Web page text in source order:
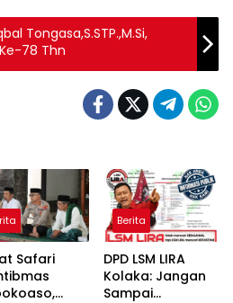
Tongasa,S.STP.,M.Si,
78 Thn
Safari
Berita
DPD LSM LIRA
Kolaka: Jangan
Sampai